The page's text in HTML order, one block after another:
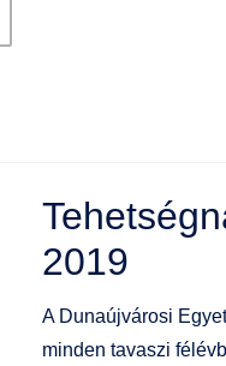
2019
A Dunaújvárosi
minden tavaszi